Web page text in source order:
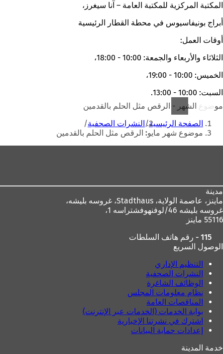
المكتبة المركزية للمكتبة العامة – آنا سيغرز،
أبراج بونيفاسيوس في محطة القطار الرئيسية
أوقات العمل:
الثلاثاء والأربعاء والجمعة: 10:00 - 18:00،
الخميس: 10:00 - 19:00،
السبت: 10:00 - 13:00.
موضوع الشهر - الرقص مثل الحلم بالقدمين
أنت
هنا
الصفحة الرئيسية
النشرات الصحفية
موضوع شهر مايو: الرقص مثل الحلم بالقدمين
مدينة
ماينز، عاصمة الولاية،
غروسه بليشه 46/لوفنهوفشتراسه 1،
55116 ماينز
115 - رقم هاتف السلطات
الوصول السريع
التنظيم الإداري
النشرات الصحفية
الوظائف الشاغرة
نظام معلومات المجلس
المناقصات العامة
بوابة الخدمات (الخدمات عبر الإنترنت)
اشترك في نشرتنا الإخبارية
إعدادات حماية البيانات
خدمة المدينة